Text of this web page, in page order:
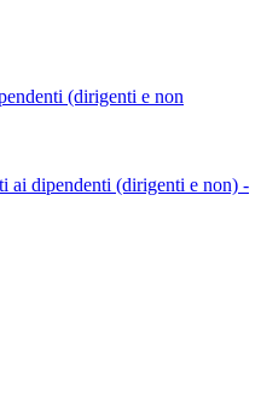
(dirigenti e non
ai dipendenti (dirigenti e non) -